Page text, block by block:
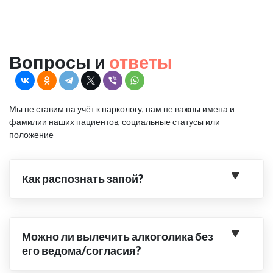
Вопросы и ответы
Мы не ставим на учёт к наркологу, нам не важны имена и
фамилии наших пациентов, социальные статусы или
положение
Как распознать запой?
Можно ли вылечить алкоголика без
его ведома/согласия?